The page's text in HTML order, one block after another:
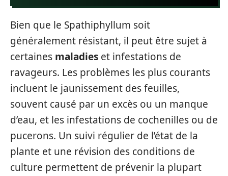
Bien que le Spathiphyllum soit
généralement résistant, il peut être sujet à
certaines maladies et infestations de
ravageurs. Les problèmes les plus courants
incluent le jaunissement des feuilles,
souvent causé par un excès ou un manque
d’eau, et les infestations de cochenilles ou de
pucerons. Un suivi régulier de l’état de la
plante et une révision des conditions de
culture permettent de prévenir la plupart